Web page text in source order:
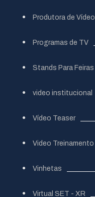
Produtora de Vídeo
Programas de TV
Stands Para Feiras
video institucional
Vídeo Teaser
Video Treinamento
Vinhetas
Virtual SET - XR